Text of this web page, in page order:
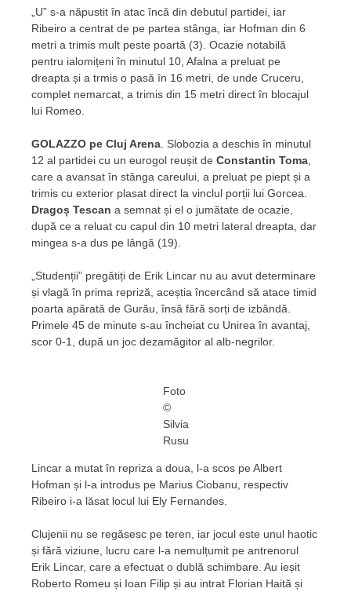
„U” s-a năpustit în atac încă din debutul partidei, iar
Ribeiro a centrat de pe partea stânga, iar Hofman din 6
metri a trimis mult peste poartă (3). Ocazie notabilă
pentru ialomițeni în minutul 10, Afalna a preluat pe
dreapta și a trmis o pasă în 16 metri, de unde Cruceru,
complet nemarcat, a trimis din 15 metri direct în blocajul
lui Romeo.
GOLAZZO pe Cluj Arena . Slobozia a deschis în minutul
12 al partidei cu un eurogol reușit de Constantin Toma
care a avansat în stânga careului, a preluat pe piept și a
trimis cu exterior plasat direct la vinclul porții lui Gorcea.
Dragoș Tescan a semnat și el o jumătate de ocazie,
după ce a reluat cu capul din 10 metri lateral dreapta, dar
mingea s-a dus pe lângă (19).
„Studenții” pregătiți de Erik Lincar nu au avut determinare
și vlagă în prima repriză, aceștia încercând să atace timid
poarta apărată de Gurău, însă fără sorți de izbândă.
Primele 45 de minute s-au încheiat cu Unirea în avantaj,
scor 0-1, după un joc dezamăgitor al alb-negrilor.
Foto
©
Silvia
Rusu
Lincar a mutat în repriza a doua, l-a scos pe Albert
Hofman și l-a introdus pe Marius Ciobanu, respectiv
Ribeiro i-a lăsat locul lui Ely Fernandes.
Clujenii nu se regăsesc pe teren, iar jocul este unul haotic
și fără viziune, lucru care l-a nemulțumit pe antrenorul
Erik Lincar, care a efectuat o dublă schimbare. Au ieșit
Roberto Romeu și Ioan Filip și au intrat Florian Haită și